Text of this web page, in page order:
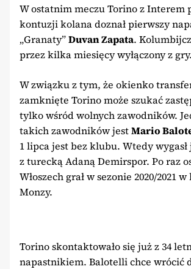
W ostatnim meczu Torino z Interem
kontuzji kolana doznał pierwszy
„Granaty”Duvan Zapata.
przez kilka miesięcy wyłączony z gry.
W związku z tym, że okienko
zamknięte Torino może szukać
tylko wśród wolnych zawodników.
takich zawodników jestMario
1 lipca jest bez klubu. Wtedy
z turecką Adaną Demirspor. Po raz
Włoszech grał w sezonie 2020/2021
Monzy.
Torino skontaktowało się już z 34
napastnikiem. Balotelli chce wrócić